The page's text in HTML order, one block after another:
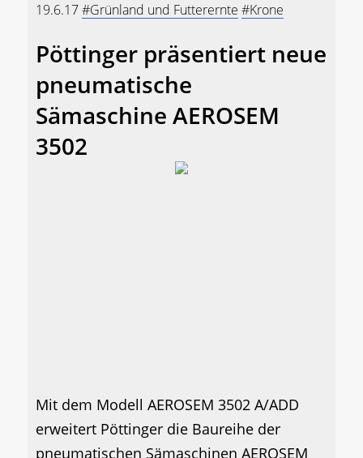
19.6.17#Grünland und Futterernte #Krone
Pöttinger präsentiert neue
pneumatische
Sämaschine AEROSEM
3502
Mit dem Modell AEROSEM 3502 A/ADD
erweitert Pöttinger die Baureihe der
pneumatischen Sämaschinen AEROSEM